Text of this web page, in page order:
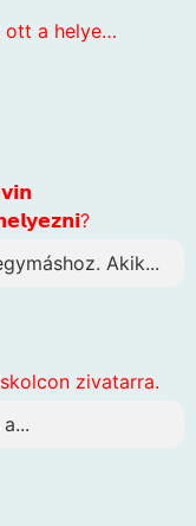
ott a helye…
Akik...
zivatarra.